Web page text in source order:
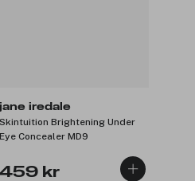
jane iredale
Skintuition Brightening Under
Eye Concealer MD9
459 kr